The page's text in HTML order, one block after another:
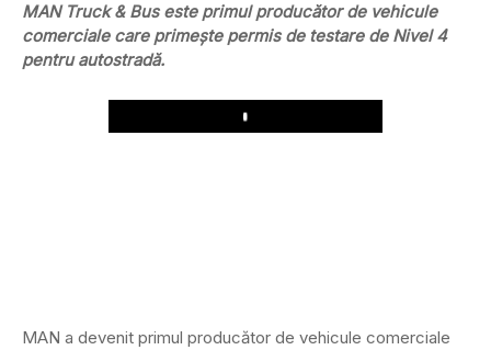
MAN Truck & Bus este primul producător de vehicule
comerciale care primește permis de testare de Nivel 4
pentru autostradă.
Play
MAN a devenit primul producător de vehicule comerciale